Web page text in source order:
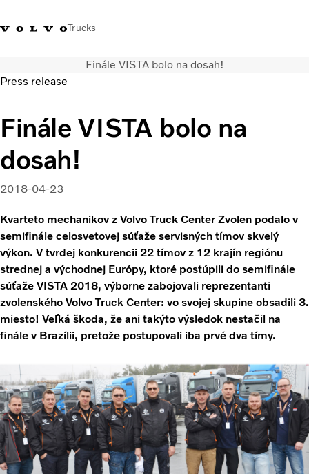
Trucks
Merchandise ShopPrihlásiť sa Slovenská Republika
Segmentácia dopravy
Nákladné vozidlá
Služby
Predajná a servisná sieť
Novinky
Kontaktujte nás
Kariéra
Finále VISTA bolo na dosah!
Press release
Finále VISTA bolo na
dosah!
2018-04-23
Kvarteto mechanikov z Volvo Truck Center Zvolen podalo v
semifinále celosvetovej súťaže servisných tímov skvelý
výkon. V tvrdej konkurencii 22 tímov z 12 krajín regiónu
strednej a východnej Európy, ktoré postúpili do semifinále
súťaže VISTA 2018, výborne zabojovali reprezentanti
zvolenského Volvo Truck Center: vo svojej skupine obsadili 3.
miesto! Veľká škoda, že ani takýto výsledok nestačil na
finále v Brazílii, pretože postupovali iba prvé dva tímy.